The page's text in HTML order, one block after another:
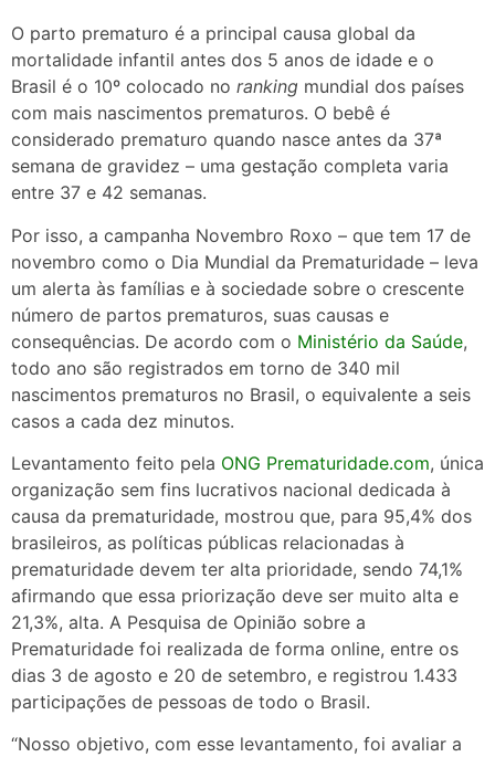
O parto prematuro é a principal causa global da
mortalidade infantil antes dos 5 anos de idade e o
Brasil é o 10º colocado no ranking mundial dos países
com mais nascimentos prematuros. O bebê é
considerado prematuro quando nasce antes da 37ª
semana de gravidez – uma gestação completa varia
entre 37 e 42 semanas.
Por isso, a campanha Novembro Roxo – que tem 17 de
novembro como o Dia Mundial da Prematuridade – leva
um alerta às famílias e à sociedade sobre o crescente
número de partos prematuros, suas causas e
consequências. De acordo com o Ministério da Saúde,
todo ano são registrados em torno de 340 mil
nascimentos prematuros no Brasil, o equivalente a seis
casos a cada dez minutos.
Levantamento feito pela ONG Prematuridade.com, única
organização sem fins lucrativos nacional dedicada à
causa da prematuridade, mostrou que, para 95,4% dos
brasileiros, as políticas públicas relacionadas à
prematuridade devem ter alta prioridade, sendo 74,1%
afirmando que essa priorização deve ser muito alta e
21,3%, alta. A Pesquisa de Opinião sobre a
Prematuridade foi realizada de forma online, entre os
dias 3 de agosto e 20 de setembro, e registrou 1.433
participações de pessoas de todo o Brasil.
“Nosso objetivo, com esse levantamento, foi avaliar a